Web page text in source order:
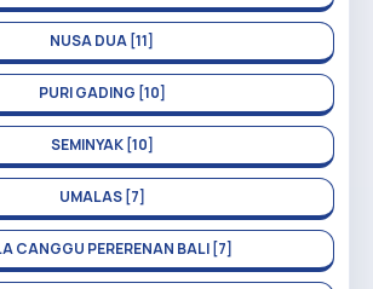
NUSA DUA [11]
PURI GADING [10]
SEMINYAK [10]
UMALAS [7]
CANGGU PERERENAN BALI [7]